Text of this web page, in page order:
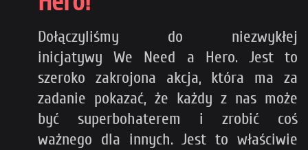
Dołączyliśmy do niezwykłej
inicjatywy We Need a Hero. Jest to
szeroko zakrojona akcja, która ma za
zadanie pokazać, że każdy z nas może
być superbohaterem i zrobić coś
ważnego dla innych. Jest to właściwie